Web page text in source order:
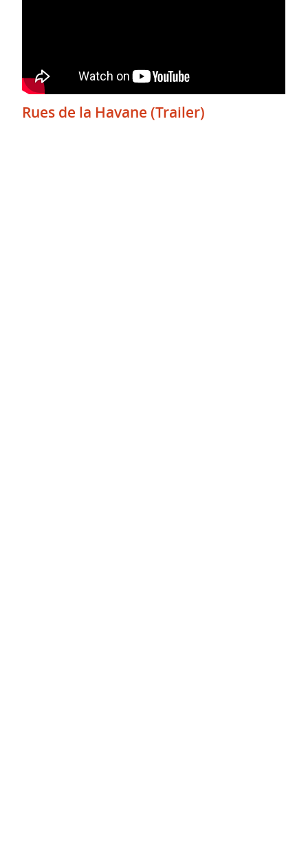
Rues de la Havane (Trailer)